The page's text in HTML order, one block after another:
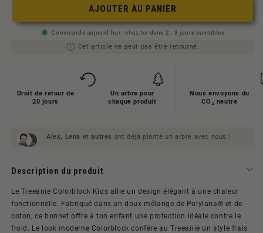
verfügbar
nicht
verfügbar
AJOUTER AU PANIER
Commandé aujourd'hui - chez toi dans 2 - 3 jours ouvrables
Cet article ne peut pas être retourné.
Droit de retour de
20 jours
Un arbre pour
chaque produit
Nous envoyons du
CO₂ neutre
Alex, Lena etautres ont déjà planté un arbre avec nous !
Description du produit
Le Treeanie Colorblock Kids allie un design élégant à une chaleur
fonctionnelle. Fabriqué dans un doux mélange de Polylana® et de
coton, ce bonnet offre à ton enfant une protection idéale contre le
froid. Le look moderne Colorblock confère au Treeanie un style frais